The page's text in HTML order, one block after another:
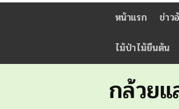
หน้าแรก ข่าว
ไม้ป่าไม้ยืนต้น
กล้วย